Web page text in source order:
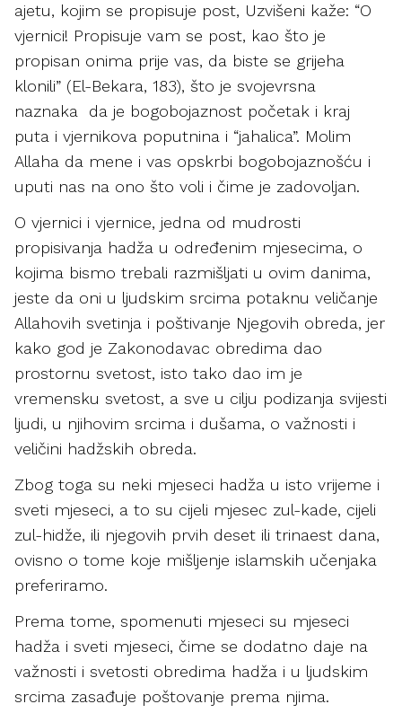
ajetu, kojim se propisuje post, Uzvišeni kaže: “O
vjernici! Propisuje vam se post, kao što je
propisan onima prije vas, da biste se grijeha
klonili” (El-Bekara, 183), što je svojevrsna
naznaka da je bogobojaznost početak i kraj
puta i vjernikova poputnina i “jahalica”. Molim
Allaha da mene i vas opskrbi bogobojaznošću i
uputi nas na ono što voli i čime je zadovoljan.
O vjernici i vjernice, jedna od mudrosti
propisivanja hadža u određenim mjesecima, o
kojima bismo trebali razmišljati u ovim danima,
jeste da oni u ljudskim srcima potaknu veličanje
Allahovih svetinja i poštivanje Njegovih obreda, jer
kako god je Zakonodavac obredima dao
prostornu svetost, isto tako dao im je
vremensku svetost, a sve u cilju podizanja svijesti
ljudi, u njihovim srcima i dušama, o važnosti i
veličini hadžskih obreda.
Zbog toga su neki mjeseci hadža u isto vrijeme i
sveti mjeseci, a to su cijeli mjesec zul-kade, cijeli
zul-hidže, ili njegovih prvih deset ili trinaest dana,
ovisno o tome koje mišljenje islamskih učenjaka
preferiramo.
Prema tome, spomenuti mjeseci su mjeseci
hadža i sveti mjeseci, čime se dodatno daje na
važnosti i svetosti obredima hadža i u ljudskim
srcima zasađuje poštovanje prema njima.